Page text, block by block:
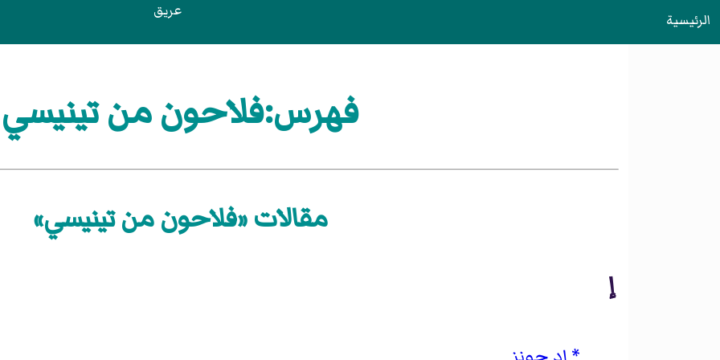
الرئيسية عريق
فهرس:فلاحون من تينيسي
مقالات «فلاحون من تينيسي»
إ